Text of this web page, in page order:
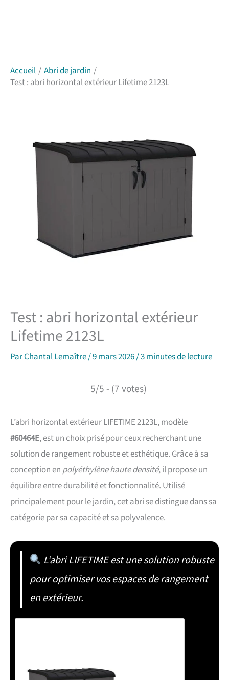
Accueil
Abri de jardin
Test : abri horizontal extérieur Lifetime 2123L
Test : abri horizontal extérieur
Lifetime 2123L
ParChantal Lemaître/9 mars 2026/3 minutes de lecture
5/5 - (7 votes)
L’abri horizontal extérieur LIFETIME 2123L, modèle
#60464E, est un choix prisé pour ceux recherchant une
solution de rangement robuste et esthétique. Grâce à sa
conception en polyéthylène haute densité, il propose un
équilibre entre durabilité et fonctionnalité. Utilisé
principalement pour le jardin, cet abri se distingue dans sa
catégorie par sa capacité et sa polyvalence.
L’abri LIFETIME est une solution robuste
pour optimiser vos espaces de rangement
en extérieur.